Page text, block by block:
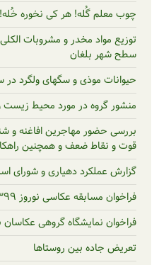
هر کی نخوره خُله!
مخدر و مشروبات الکلی، راهکارهای
و سگهای ولگرد در سطح شهر بلغان
در مورد محیط زیست و روش دفع زباله
مهاجرین افاغنه و شناسایی فرصتها،
و همچنین راهکارهای موجود و
دهیاری و شورای اسلامی بلغان
عکاسی نوروز ۱۳۹۹
گروهی عکاسان بلغان (نوروز ۹۹)
بین روستاها